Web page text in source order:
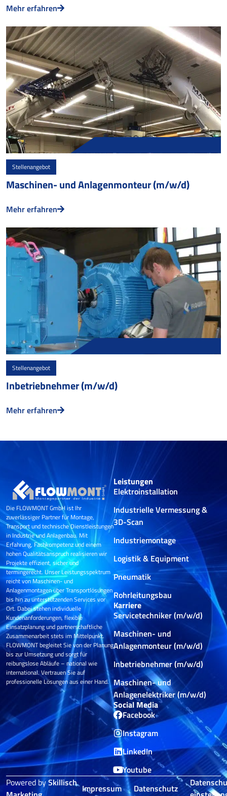
Mehr erfahren
Stellenangebot
Maschinen- und Anlagenmonteur (m/w/d)
Mehr erfahren
Stellenangebot
Inbetriebnehmer (m/w/d)
Mehr erfahren
Die FLOWMONT GmbH ist Ihr
zuverlässiger Partner für Montage,
Transport und technische Dienstleistungen
in Industrie und Anlagenbau. Mit
Erfahrung, Fachkompetenz und einem
hohen Qualitätsanspruch realisieren wir
Projekte effizient, sicher und
termingerecht. Unser Leistungsspektrum
reicht von Maschinen- und
Anlagenmontagen über Transportlösungen
bis hin zu unterstützenden Services vor
Ort. Dabei stehen individuelle
Kundenanforderungen, flexible
Einsatzplanung und partnerschaftliche
Zusammenarbeit stets im Mittelpunkt.
FLOWMONT begleitet Sie von der Planung
bis zur Umsetzung und sorgt für
reibungslose Abläufe – national wie
international. Vertrauen Sie auf
professionelle Lösungen aus einer Hand.
Leistungen
Elektroinstallation
Industrielle Vermessung &
3D-Scan
Industriemontage
Logistik & Equipment
Pneumatik
Rohrleitungsbau
Karriere
Servicetechniker (m/w/d)
Maschinen- und
Anlagenmonteur (m/w/d)
Inbetriebnehmer (m/w/d)
Maschinen- und
Anlagenelektriker (m/w/d)
Social Media
Facebook
Instagram
LinkedIn
Youtube
Powered bySkillisch Impressum Datenschutz